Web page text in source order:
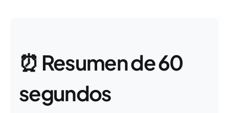
⏰ Resumen de 60
segundos